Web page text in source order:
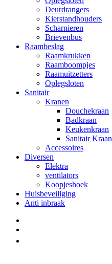
Deurdrangers
Kierstandhouders
Scharnieren
Brievenbus
Raambeslag
Raamkrukken
Raamboompjes
Raamuitzetters
Oplegsloten
Sanitair
Kranen
Douchekraan
Badkraan
Keukenkraan
Sanitair Kraan
Accessoires
Diversen
Elektra
ventilators
Koopjeshoek
Huisbeveiliging
Anti inbraak